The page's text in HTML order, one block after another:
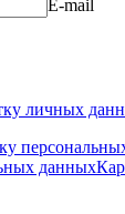
E-mail
личных
данных